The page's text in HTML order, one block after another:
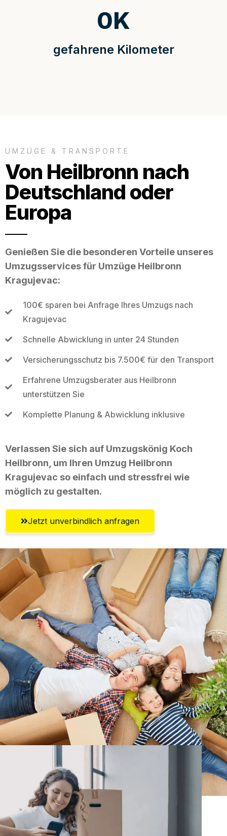
gefahrene Kilometer
0K
UMZÜGE & TRANSPORTE
Von Heilbronn nach
Deutschland oder
Europa
Genießen Sie die besonderen Vorteile unseres
Umzugsservices für Umzüge Heilbronn
Kragujevac:
100€ sparen bei Anfrage Ihres Umzugs nach
Kragujevac
Schnelle Abwicklung in unter 24 Stunden
Versicherungsschutz bis 7.500€ für den Transport
Erfahrene Umzugsberater aus Heilbronn
unterstützen Sie
Komplette Planung & Abwicklung inklusive
Verlassen Sie sich auf Umzugskönig Koch
Heilbronn, um Ihren Umzug Heilbronn
Kragujevac so einfach und stressfrei wie
möglich zu gestalten.
Jetzt unverbindlich anfragen